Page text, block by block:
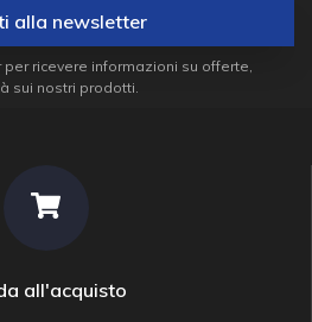
alla newsletter
ricevere informazioni su offerte,
sui nostri prodotti.
all'acquisto